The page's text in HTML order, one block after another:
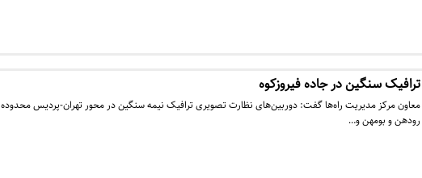
ترافیک سنگین در جاده فیروزکوه
معاون مرکز مدیریت راه‌ها گفت: دوربین‌های نظارت تصویری‌‌ ترافیک نیمه سنگین در محور تهران-پردیس محدوده
رودهن و بومهن و…